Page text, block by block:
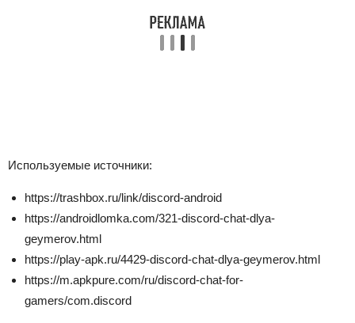
Используемые источники:
https://trashbox.ru/link/discord-android
https://androidlomka.com/321-discord-chat-dlya-
geymerov.html
https://play-apk.ru/4429-discord-chat-dlya-geymerov.html
https://m.apkpure.com/ru/discord-chat-for-
gamers/com.discord